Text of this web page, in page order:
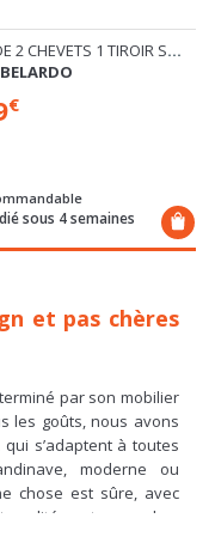
LOT DE 2 CHEVETS 1 TIROIR SUSPENDU
€
sous 4 semaines
et pas chères
par son mobilier
les goûts, nous avons
s’adaptent à toutes
moderne ou
chose est sûre, avec
sont au rendez-